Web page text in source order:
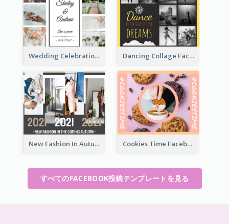
Wedding Celebration Facebook Post Dancing Collage Facebook Post
New Fashion In Autumn Facebook Post Cookies Time Facebook Post
すべてのFACEBOOK投稿テンプレートを見る